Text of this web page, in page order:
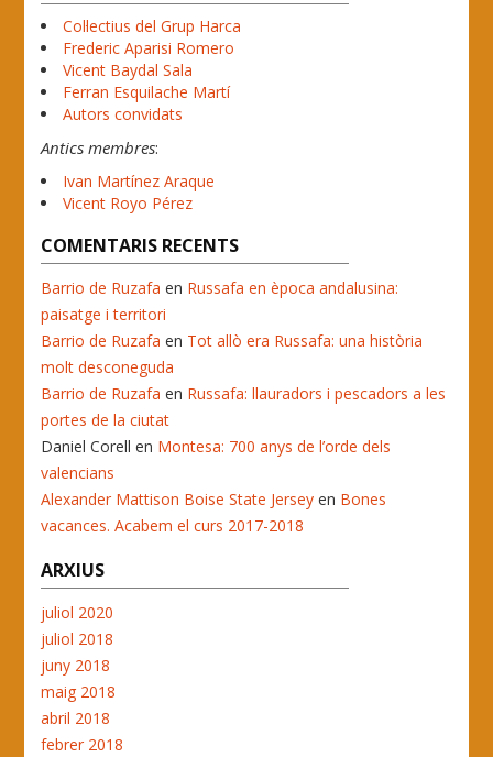
Col·lectius del Grup Harca
Frederic Aparisi Romero
Vicent Baydal Sala
Ferran Esquilache Martí
Autors convidats
Antics membres:
Ivan Martínez Araque
Vicent Royo Pérez
COMENTARIS RECENTS
Barrio de Ruzafa en Russafa en època andalusina:
paisatge i territori
Barrio de Ruzafa en Tot allò era Russafa: una història
molt desconeguda
Barrio de Ruzafa en Russafa: llauradors i pescadors a les
portes de la ciutat
Daniel Corell en Montesa: 700 anys de l’orde dels
valencians
Alexander Mattison Boise State Jersey en Bones
vacances. Acabem el curs 2017-2018
ARXIUS
juliol 2020
juliol 2018
juny 2018
maig 2018
abril 2018
febrer 2018